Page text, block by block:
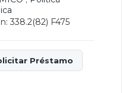
338.2(82) F475